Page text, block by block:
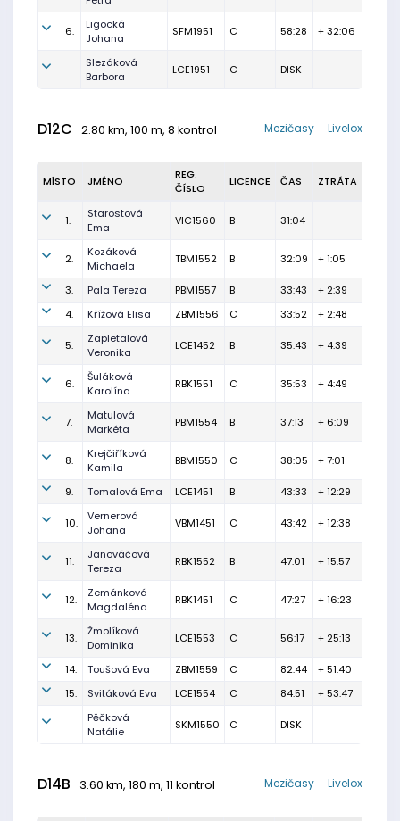
6.
Ligocká
Johana
SFM1951 C 58:28 + 32:06
Slezáková
Barbora
LCE1951 C DISK
D12C 2.80 km, 100 m, 8 kontrol Livelox
Mezičasy
MÍSTO JMÉNO
REG.
ČÍSLO
LICENCE ČAS ZTRÁTA
1.
Starostová
Ema
VIC1560 B 31:04
2.
Kozáková
Michaela
TBM1552 B 32:09 + 1:05
3. Pala Tereza PBM1557 B 33:43
+ 2:39
4.
Křížová Elisa ZBM1556 C 33:52 + 2:48
5.
Zapletalová
Veronika
LCE1452 B 35:43 + 4:39
6.
Šuláková
Karolína
RBK1551 C 35:53 + 4:49
7.
Matulová
Markéta
PBM1554 B 37:13 + 6:09
8.
Krejčiříková
Kamila
BBM1550 C 38:05 + 7:01
9. Tomalová Ema LCE1451 B 43:33 + 12:29
10.
Vernerová
Johana
VBM1451 C 43:42 + 12:38
11.
Janováčová
Tereza
RBK1552 B 47:01 + 15:57
12.
Zemánková
Magdaléna
RBK1451 C 47:27 + 16:23
13.
Žmolíková
Dominika
LCE1553 C 56:17 + 25:13
14. Toušová Eva ZBM1559 C 82:44
+ 51:40
15.
Svitáková Eva LCE1554 C 84:51
+ 53:47
Pěčková
Natálie
SKM1550 C DISK
D14B 3.60 km, 180 m, 11 kontrol Livelox
Mezičasy